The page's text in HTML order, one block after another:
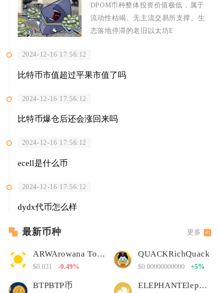
DPOM币种整体投资价值极低，属于
流动性枯竭、无主流交易所支撑、生
态落地停滞的老旧以太坊E
2024-12-16 17:56:12
比特币市值超过平果市值了吗
2024-12-16 17:56:12
比特币爆仓后还会涨回来吗
2024-12-16 17:56:12
ecell是什么币
2024-12-16 17:56:12
dydx代币怎么样
最新币种 更多
ARWArowana Token
$0.031 -0.49%
QUACKRichQuack
$0.00000000000 +5%
BTPBTP币 ELEPHANTElephant Money